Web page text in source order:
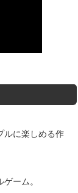
ルに楽しめる作
ーム。